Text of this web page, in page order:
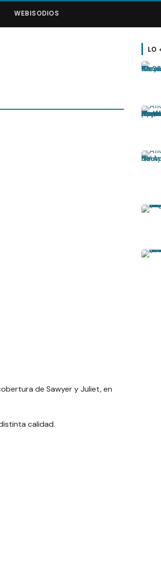
WEBISODIOS
de Sawyer y Juliet, en
calidad.
LO